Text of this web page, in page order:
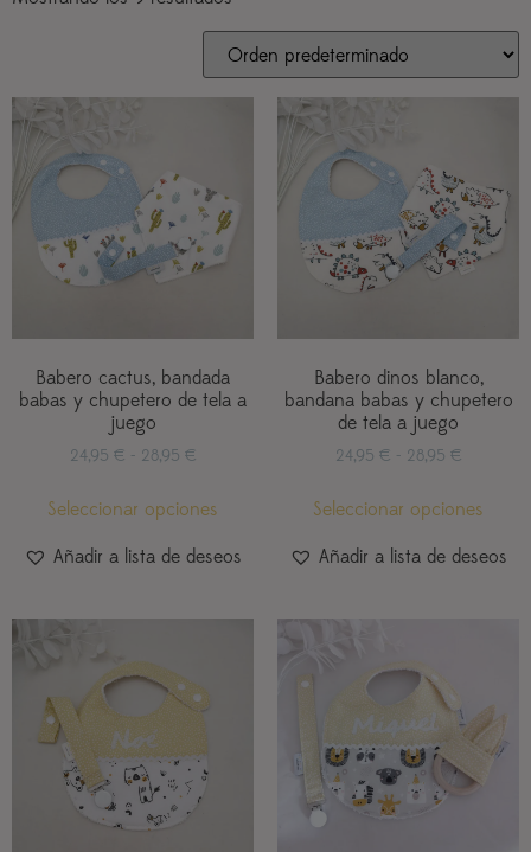
Babero cactus, bandada
babas y chupetero de tela a
juego
24,95 € - 28,95 €
Seleccionar opciones
Añadir a lista de deseos
Babero dinos blanco,
bandana babas y chupetero
de tela a juego
24,95 € - 28,95 €
Seleccionar opciones
Añadir a lista de deseos